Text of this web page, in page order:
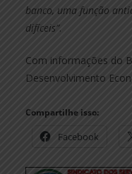
banco, uma função
difíceis”.
Com informações do
Desenvolvimento
Compartilhe isso:
Facebook